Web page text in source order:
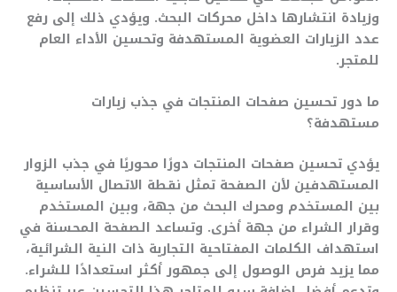
وزيادة انتشارها داخل محركات البحث. ويؤدي ذلك إلى رفع
عدد الزيارات العضوية المستهدفة وتحسين الأداء العام
للمتجر.
ما دور تحسين صفحات المنتجات في جذب زيارات
مستهدفة؟
يؤدي تحسين صفحات المنتجات دورًا محوريًا في جذب الزوار
المستهدفين لأن الصفحة تمثل نقطة الاتصال الأساسية
بين المستخدم ومحرك البحث من جهة، وبين المستخدم
وقرار الشراء من جهة أخرى. وتساعد الصفحة المحسنة في
استهداف الكلمات المفتاحية التجارية ذات النية الشرائية،
مما يزيد فرص الوصول إلى جمهور أكثر استعدادًا للشراء.